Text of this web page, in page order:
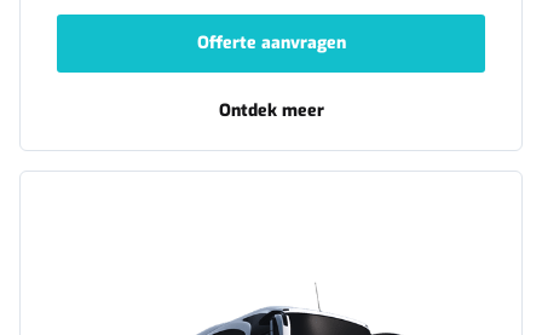
Offerte aanvragen-
Ontdek meer-